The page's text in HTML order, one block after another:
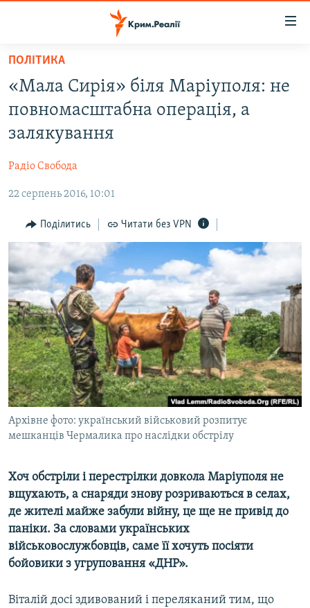
Перейти
основного
матеріалу
до
основної
Перейти
пошуку
БЛОГИ
ПОГЛЯД
ІНТЕРВ'Ю
ВСЕ ЗА ДЕНЬ
СПЕЦПРОЕКТИ
ДЕПОРТАЦІЯ
ВІДЕОУРОКИ «ELIFBE»
СВІДЧЕННЯ ОКУПАЦІЇ
УКРАЇНСЬКА ПРОБЛЕМА КРИМУ
ІНФОГРАФІКА
ЯК ОБІЙТИ БЛОКУВАННЯ
Русский
Qırımtatar
ДОЛУЧАЙСЯ!
ПОЛІТИКА
«Мала Сирія» біля Маріуполя: не
повномасштабна операція, а
залякування
Радіо Свобода
22 серпень 2016, 10:01
Поділитись Читати без VPN
Архівне фото: український військовий розпитує
мешканців Чермалика про наслідки обстрілу
Хоч обстріли і перестрілки довкола Маріуполя не
вщухають, а снаряди знову розриваються в селах,
де жителі майже забули війну, це ще не привід до
паніки. За словами українських
військовослужбовців, саме її хочуть посіяти
бойовики з угруповання «ДНР».
Віталій досі здивований і переляканий тим, що